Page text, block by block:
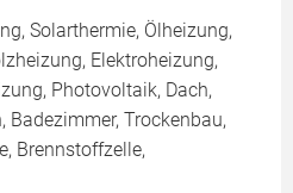
Solarthermie, Ölheizung,
Elektroheizung,
Photovoltaik, Dach,
Badezimmer, Trockenbau,
Brennstoffzelle,